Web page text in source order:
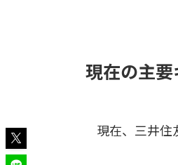
現在の主
現在、三井住